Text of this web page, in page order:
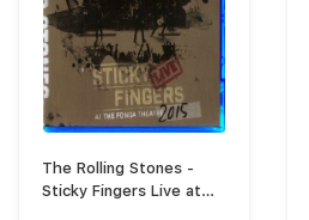
The Rolling Stones -
Sticky Fingers Live at